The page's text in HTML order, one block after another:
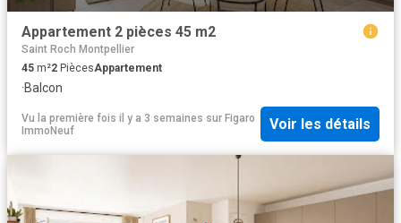
Appartement 2 pièces 45 m2
Saint Roch Montpellier
45 m²2 PiècesAppartement
·Balcon
Vu la première fois il y a 3 semaines sur Figaro
ImmoNeuf
Voir les détails